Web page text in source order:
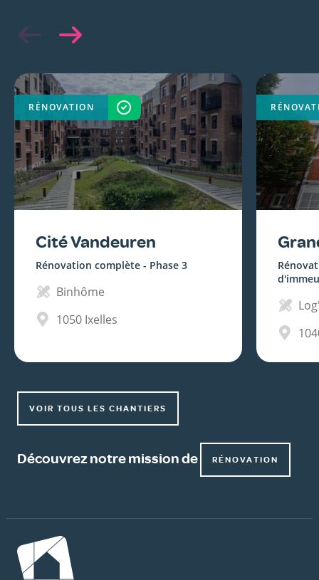
Cité Vandeuren
Rénovation complète - Phase 3
Binhôme
1050 Ixelles
RÉNOVATION TERMINÉ
VOIR TOUS LES CHANTIERS
Découvrez notre mission de RÉNOVATION
Image